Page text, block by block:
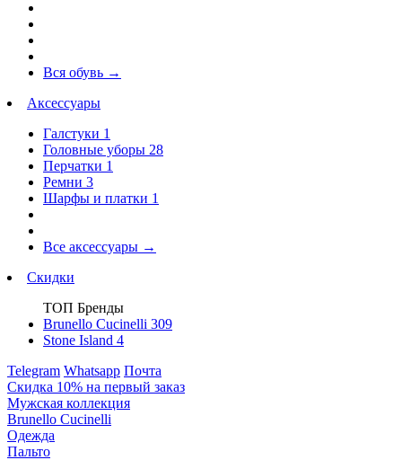
Вся обувь →
Аксессуары
Галстуки 1
Головные уборы 28
Перчатки 1
Ремни 3
Шарфы и платки 1
Все аксессуары →
Скидки
ТОП Бренды
Brunello Cucinelli 309
Stone Island 4
Telegram Whatsapp Почта
Скидка 10% на первый заказ
Мужская коллекция
Brunello Cucinelli
Одежда
Пальто